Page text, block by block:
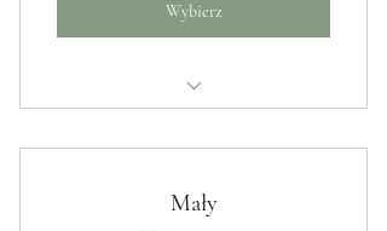
Wybierz
Mały